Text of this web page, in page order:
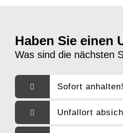
Haben Sie einen
Was sind die nächsten
Sofort anhalten!
Unfallort